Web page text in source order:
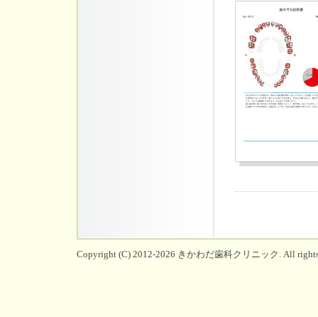
Copyright (C) 2012-2026 きかわだ歯科クリニック. All